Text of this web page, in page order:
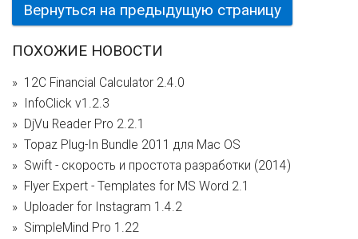
Вернуться на предыдущую страницу
ПОХОЖИЕ НОВОСТИ
12C Financial Calculator 2.4.0
InfoClick v1.2.3
DjVu Reader Pro 2.2.1
Topaz Plug-In Bundle 2011 для Mac OS
Swift - скорость и простота разработки (2014)
Flyer Expert - Templates for MS Word 2.1
Uploader for Instagram 1.4.2
SimpleMind Pro 1.22